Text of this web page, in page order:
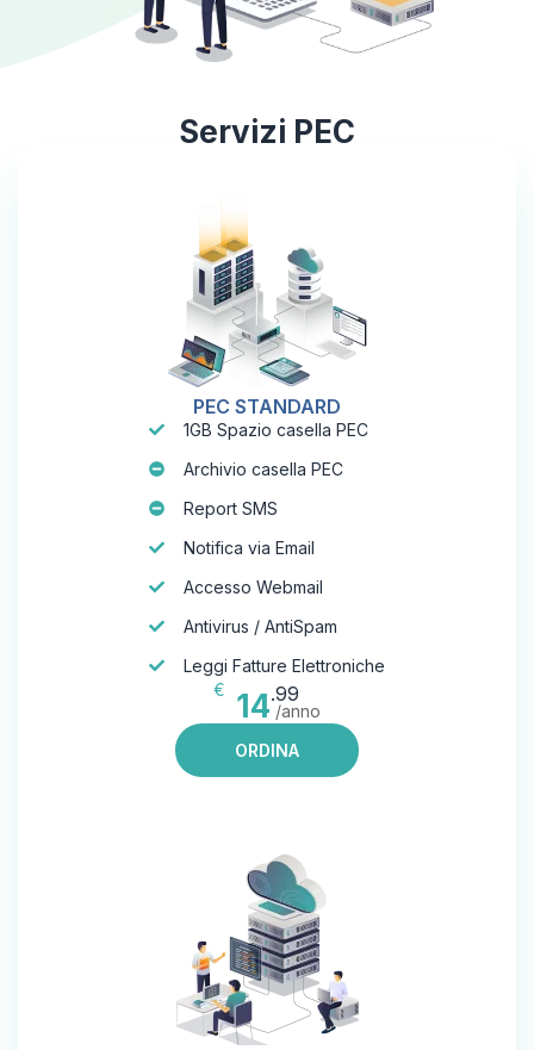
Servizi PEC
PEC STANDARD
1GB Spazio casella PEC
Archivio casella PEC
Report SMS
Notifica via Email
Accesso Webmail
Antivirus / AntiSpam
Leggi Fatture Elettroniche
€
14.99
/anno
ORDINA